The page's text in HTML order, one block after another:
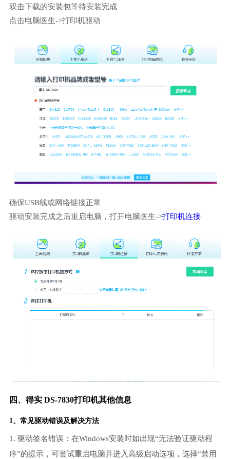
双击下载的安装包等待安装完成
点击电脑医生->打印机驱动
确保USB线或网络链接正常
驱动安装完成之后重启电脑，打开电脑医生->打印机连接
四、得实 DS-7830打印机其他信息
1、常见驱动错误及解决方法
1. 驱动签名错误：在Windows安装时如出现“无法验证驱动程
序”的提示，可尝试重启电脑并进入高级启动选项，选择“禁用